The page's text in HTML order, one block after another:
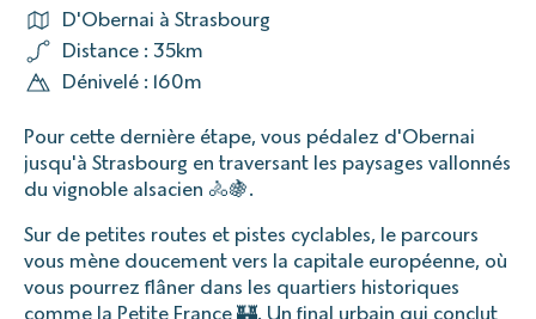
D'Obernai à Strasbourg
Distance : 35km
Dénivelé : 160m
Pour cette dernière étape, vous pédalez d'Obernai
jusqu'à Strasbourg en traversant les paysages vallonnés
du vignoble alsacien 🚴🍇.
Sur de petites routes et pistes cyclables, le parcours
vous mène doucement vers la capitale européenne, où
vous pourrez flâner dans les quartiers historiques
comme la Petite France 🏰. Un final urbain qui conclut